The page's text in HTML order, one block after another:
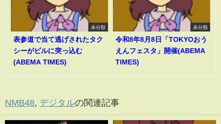
未分類
表参道で当て逃げされたタク
シーがビルに突っ込む
(ABEMA TIMES)
未分類
令和8年8月8日「TOKYOおう
えんフェスタ」開催(ABEMA
TIMES)
NMB48, デジタルの関連記事